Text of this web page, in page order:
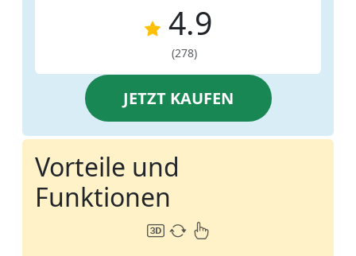
4.9
(278)
JETZT KAUFEN
Vorteile und
Funktionen